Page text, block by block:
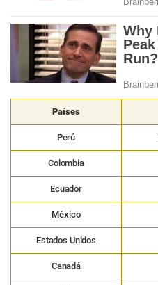
Países
Perú
Colombia
Ecuador
México
Estados Unidos
Canadá